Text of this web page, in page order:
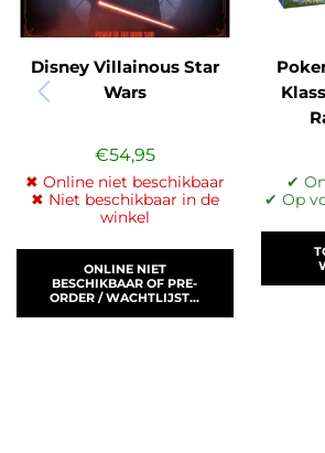
Disney Villainous Star
Wars
€54,95
✖ Online niet beschikbaar
✖ Niet beschikbaar in de
winkel
ONLINE NIET
BESCHIKBAAR OF PRE-
ORDER / WACHTLIJST...
✔
✔ Op